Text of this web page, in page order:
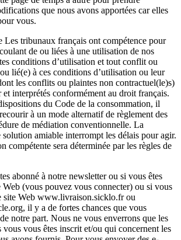
que nous avons apportées car elles
vous.
Les tribunaux français ont compétence pour
de ou liées à une utilisation de nos
conditions d’utilisation et tout conflit ou
lié(e) à ces conditions d’utilisation ou leur
les conflits ou plaintes non contractuel(le)s)
interprétés conformément au droit français.
du Code de la consommation, il
à un mode alternatif de règlement des
de médiation conventionnelle. La
solution amiable interrompt les délais pour agir.
compétente sera déterminée par les règles de
abonné à notre newsletter ou si vous êtes
Web (vous pouvez vous connecter) ou si vous
site Web www.livraison.sicklo.fr ou
il y a de fortes chances que vous
notre part. Nous ne vous enverrons que les
vous vous êtes inscrit et/ou qui concernent les